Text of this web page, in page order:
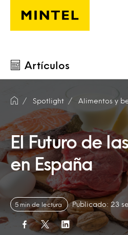
Saltar al contenido principal
Artículos
Spotlight Alimentos y
El Futuro de
en España
5 min de lectura Publicado: 23